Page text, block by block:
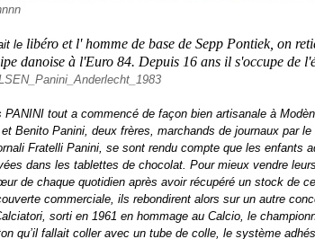
le libéro et l' homme de base de Sepp Pontiek, on
danoise à l'Euro 84. Depuis 16 ans il s'occupe de
PANINI tout a commencé de façon bien artisanale à
Benito Panini, deux frères, marchands de journaux par
Fratelli Panini, se sont rendu compte que les enfants
dans les tablettes de chocolat. Pour mieux vendre
de chaque quotidien après avoir récupéré un stock de
commerciale, ils rebondirent alors sur un autre
sorti en 1961 en hommage au Calcio, le
qu’il fallait coller avec un tube de colle, le système